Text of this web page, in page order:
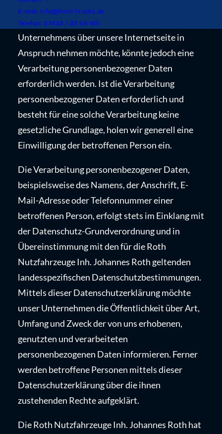
E-Mail: info@Roth-Trucks.de
Telefon: 07432 / 22 04 183
personenbezogener Daten möglich. Sofern eine
betroffene Person besondere Services unseres
Unternehmens über unsere Internetseite in
Anspruch nehmen möchte, könnte jedoch eine
Verarbeitung personenbezogener Daten
erforderlich werden. Ist die Verarbeitung
personenbezogener Daten erforderlich und
besteht für eine solche Verarbeitung keine
gesetzliche Grundlage, holen wir generell eine
Einwilligung der betroffenen Person ein.
Die Verarbeitung personenbezogener Daten,
beispielsweise des Namens, der Anschrift, E-
Mail-Adresse oder Telefonnummer einer
betroffenen Person, erfolgt stets im Einklang mit
der Datenschutz-Grundverordnung und in
Übereinstimmung mit den für die Roth
Nutzfahrzeuge Inh. Johannes Roth geltenden
landesspezifischen Datenschutzbestimmungen.
Mittels dieser Datenschutzerklärung möchte
unser Unternehmen die Öffentlichkeit über Art,
Umfang und Zweck der von uns erhobenen,
genutzten und verarbeiteten
personenbezogenen Daten informieren. Ferner
werden betroffene Personen mittels dieser
Datenschutzerklärung über die ihnen
zustehenden Rechte aufgeklärt.
Die Roth Nutzfahrzeuge Inh. Johannes Roth hat